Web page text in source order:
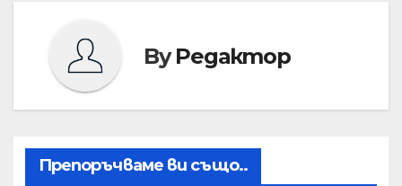
ByРедактор
Препоръчваме ви също..